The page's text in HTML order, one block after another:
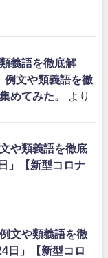
義語を徹底解
例文や類義語を徹
めてみた。
より
や類義語を徹底
」【新型コロナ
文や類義語を徹
日」【新型コロ